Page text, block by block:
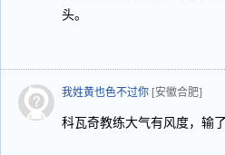
头。
我姓黄也色不过你 [安徽合肥]
科瓦奇教练大气有风度，输